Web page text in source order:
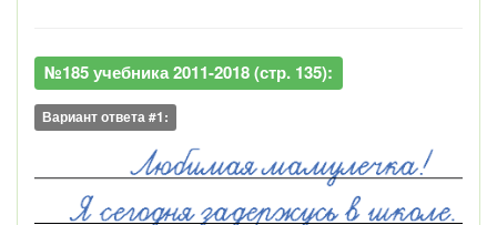
№185 учебника 2011-2018 (стр. 135):
Вариант ответа #1: